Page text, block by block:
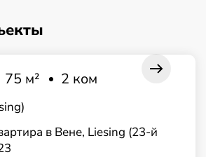
в Вене, Liesing (23-й
75 м² 2 ком